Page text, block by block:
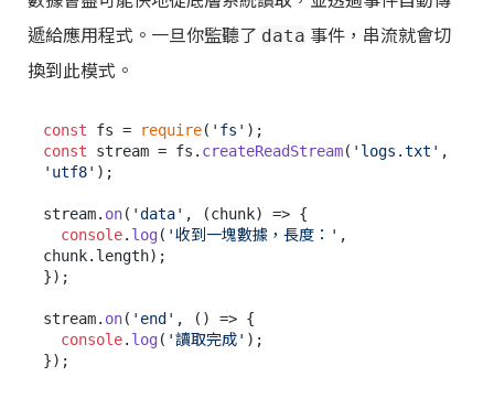
遞給應用程式。一旦你監聽了 data 事件，串流就會切
換到此模式。
const fs = require( 'fs'
const stream = fs. createReadStream( 'logs.txt'
'utf8' );
stream. on( 'data' , (chunk) => {
console. log( '收到一塊數據，長度：' ,
chunk. length);
});
stream. on( 'end' , () => {
console. log( '讀取完成' );